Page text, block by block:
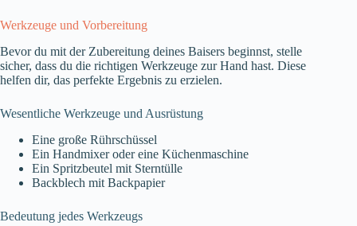
Werkzeuge und Vorbereitung
Bevor du mit der Zubereitung deines Baisers beginnst, stelle
sicher, dass du die richtigen Werkzeuge zur Hand hast. Diese
helfen dir, das perfekte Ergebnis zu erzielen.
Wesentliche Werkzeuge und Ausrüstung
Eine große Rührschüssel
Ein Handmixer oder eine Küchenmaschine
Ein Spritzbeutel mit Sterntülle
Backblech mit Backpapier
Bedeutung jedes Werkzeugs